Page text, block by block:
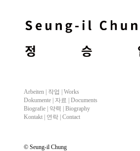
Arbeiten | 작업
| Works
Dokumente | 자료 | Documents
Biografie | 약력
| Biography
Kontakt |
연락 | Contact
© Seung-il Chung